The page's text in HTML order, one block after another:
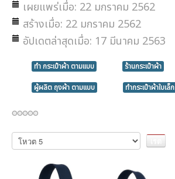
เผยแพร่เมื่อ: 22 มกราคม 2562
สร้างเมื่อ: 22 มกราคม 2562
อัปเดตล่าสุดเมื่อ: 17 มีนาคม 2563
ทำ กระเป๋าผ้า ตามแบบ
ร้านกระเป๋าผ้า
ผู้ผลิต ถุงผ้า ตามแบบ
ทำกระเป๋าผ้าใบเล็ก
กรุณา
ให้